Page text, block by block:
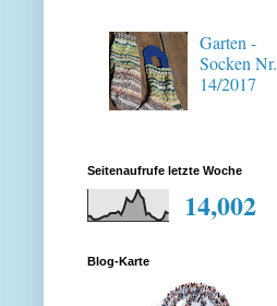
Garten -
Socken Nr.
14/2017
Seitenaufrufe letzte Woche
14,002
Blog-Karte